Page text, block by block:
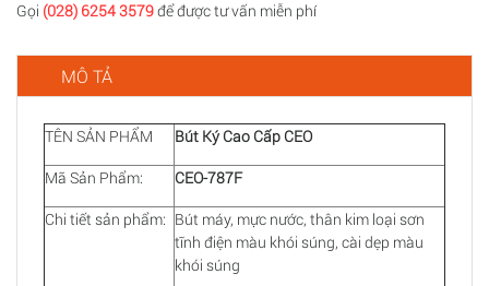
Gọi (028) 6254 3579để được tư vấn miễn phí
MÔ TẢ
TÊN SẢN PHẨM
Bút Ký Cao Cấp CEO
Mã Sản Phẩm:
CEO-787F
Chi tiết sản phẩm: Bút máy, mực nước, thân kim loại sơn
tĩnh điện màu khói súng, cài dẹp màu
khói súng